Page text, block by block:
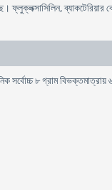
ফ্লুক্লক্সাসিলিন,
সর্বোচ্চ ৮ গ্রাম বিভক্তমাত্রায়